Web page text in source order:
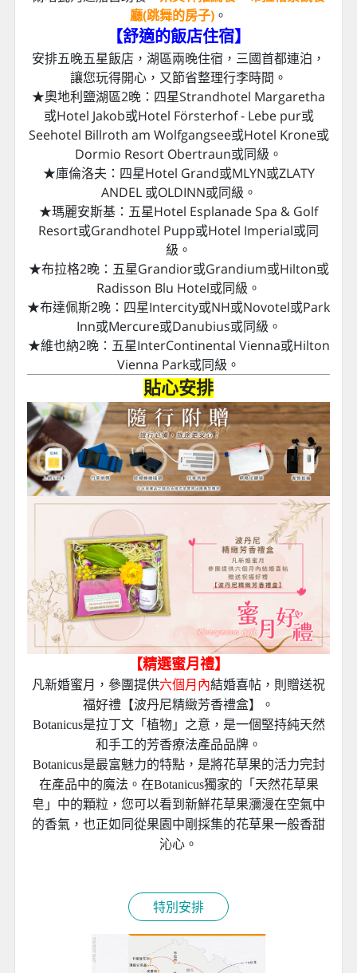
廳(跳舞的房子) 。
【舒適的飯店住宿】
安排五晚五星飯店，湖區兩晚住宿，三國首都連泊，
讓您玩得開心，又節省整理行李時間。
★奧地利鹽湖區2晚：四星Strandhotel Margaretha
或Hotel Jakob或Hotel Försterhof - Lebe pur或
Seehotel Billroth am Wolfgangsee或Hotel Krone或
Dormio Resort Obertraun或同級。
★庫倫洛夫：四星Hotel Grand或MLYN或ZLATY
ANDEL 或OLDINN或同級。
★瑪麗安斯基：五星Hotel Esplanade Spa & Golf
Resort或Grandhotel Pupp或Hotel Imperial或同
級。
★布拉格2晚：五星Grandior或Grandium或Hilton或
Radisson Blu Hotel或同級。
★布達佩斯2晚：四星Intercity或NH或Novotel或Park
Inn或Mercure或Danubius或同級。
★維也納2晚：五星InterContinental Vienna或Hilton
Vienna Park或同級。
貼心安排
【精選蜜月禮】
凡新婚蜜月，參團提供六個月內結婚喜帖，則贈送祝
福好禮【波丹尼精緻芳香禮盒】。
Botanicus是拉丁文「植物」之意，是一個堅持純天然
和手工的芳香療法產品品牌。
Botanicus是最富魅力的特點，是將花草果的活力完封
在產品中的魔法。在Botanicus獨家的「天然花草果
皂」中的顆粒，您可以看到新鮮花草果瀰漫在空氣中
的香氣，也正如同從果園中剛採集的花草果一般香甜
沁心。
特別安排